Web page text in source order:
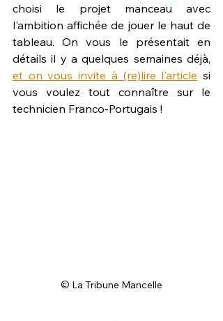
choisi le projet manceau avec
l'ambition affichée de jouer le haut de
tableau. On vous le présentait en
et on vous invite à (re)lire l'article si
vous voulez tout connaître sur le
technicien Franco-Portugais !
© La Tribune Mancelle